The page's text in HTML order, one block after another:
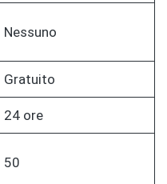
Nessuno
Gratuito
24 ore
50